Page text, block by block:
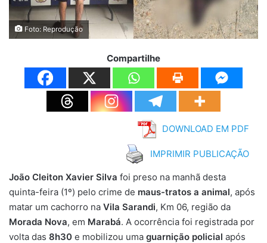
Foto: Reprodução
Compartilhe
DOWNLOAD EM PDF
IMPRIMIR PUBLICAÇÃO
João Cleiton Xavier Silva foi preso na manhã desta
quinta-feira (1º) pelo crime de maus-tratos a animal, após
matar um cachorro na Vila Sarandi, Km 06, região da
Morada Nova, em Marabá. A ocorrência foi registrada por
volta das 8h30 e mobilizou uma guarnição policial após